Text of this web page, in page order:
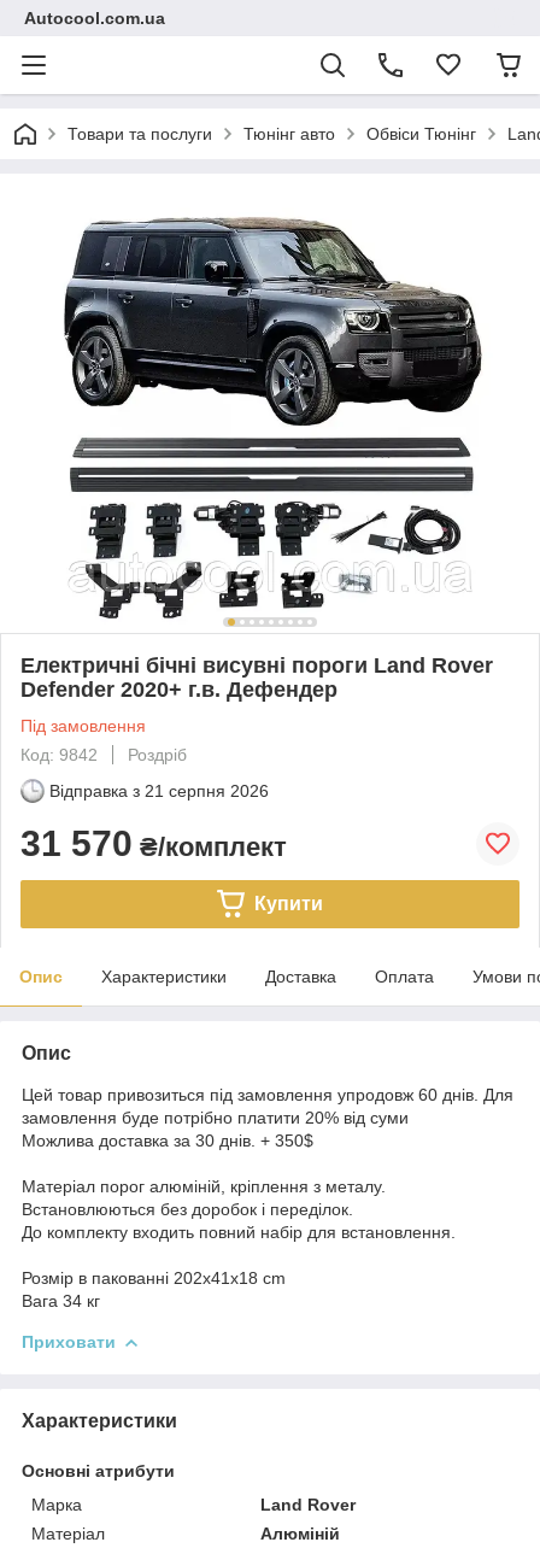
Autocool.com.ua
Товари та послуги Тюнінг авто Обвіси Тюнінг
Електричні бічні висувні пороги Land Rover
Defender 2020+ г.в. Дефендер
Під замовлення
Код: 9842
Роздріб
Відправка з 21 серпня 2026
31 570 ₴/комплект
Купити
Опис Характеристики Доставка Оплата Умови
Опис
Цей товар привозиться під замовлення упродовж 60 днів. Для
замовлення буде потрібно платити 20% від суми
Можлива доставка за 30 днів. + 350$
Матеріал порог алюміній, кріплення з металу.
Встановлюються без доробок і переділок.
До комплекту входить повний набір для встановлення.
Розмір в пакованні 202x41x18 cm
Вага 34 кг
Приховати
Характеристики
Основні атрибути
Марка
Land Rover
Матеріал
Алюміній